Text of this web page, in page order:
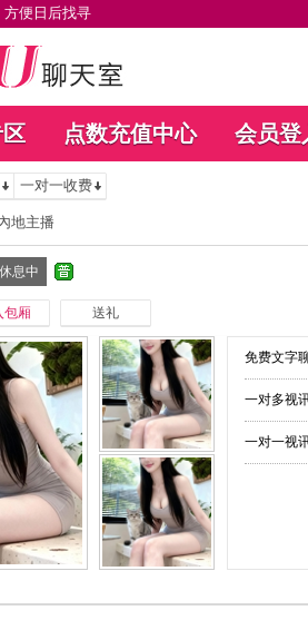
方便日后找寻
点数充值中心 会员登
一对一收费
地主播
休息中
包厢 送礼
免费文字
一对多视
一对一视